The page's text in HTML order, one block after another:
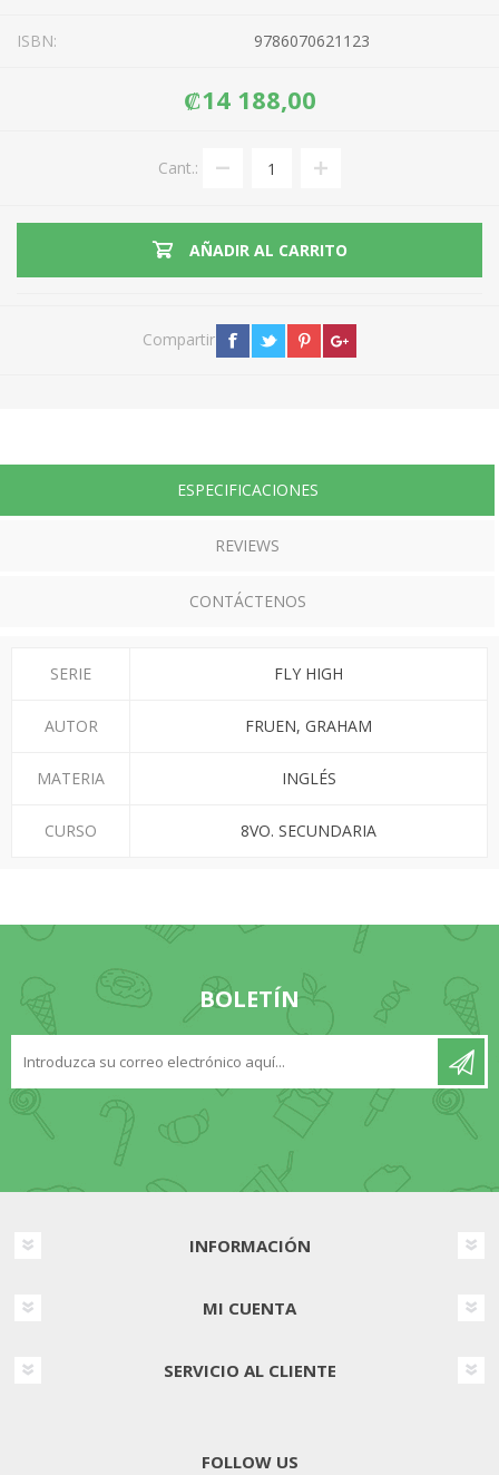
ISBN: 9786070621123
₡14 188,00
Cant.:
AÑADIR AL CARRITO
Compartir
ESPECIFICACIONES
REVIEWS
CONTÁCTENOS
SERIE FLY HIGH
AUTOR FRUEN, GRAHAM
MATERIA INGLÉS
CURSO 8VO. SECUNDARIA
BOLETÍN
INFORMACIÓN
MI CUENTA
SERVICIO AL CLIENTE
FOLLOW US